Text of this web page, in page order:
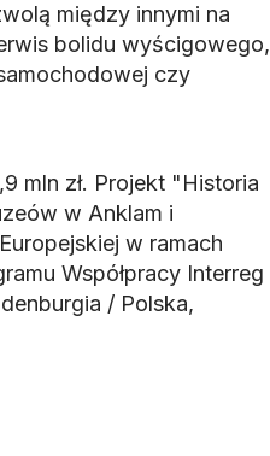
między innymi na
bolidu wyścigowego,
czy
mln zł. Projekt "Historia
w Anklam i
w ramach
Współpracy Interreg
/ Polska,